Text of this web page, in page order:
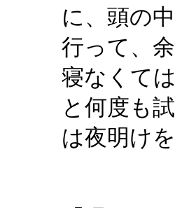
に、頭の
行って、
寝なくて
と何度も
は夜明け